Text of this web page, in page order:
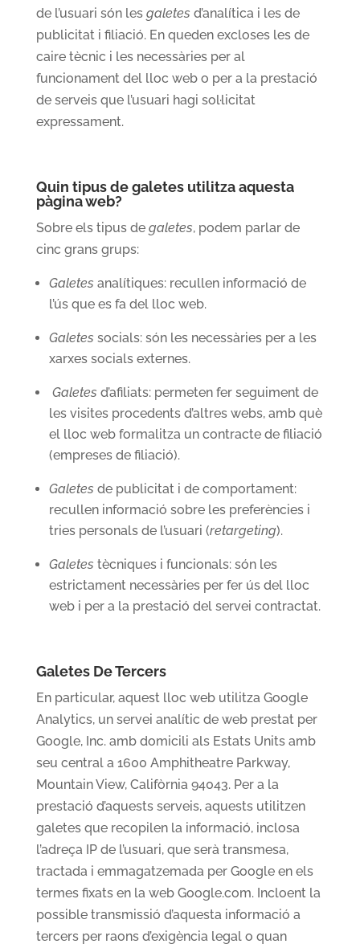
de l’usuari són les galetes d’analítica i les de
publicitat i filiació. En queden excloses les de
caire tècnic i les necessàries per al
funcionament del lloc web o per a la prestació
de serveis que l’usuari hagi sol·licitat
expressament.
Quin tipus de galetes utilitza aquesta
pàgina web?
Sobre els tipus de galetes, podem parlar de
cinc grans grups:
Galetes analítiques: recullen informació de
l’ús que es fa del lloc web.
Galetes socials: són les necessàries per a les
xarxes socials externes.
Galetes d’afiliats: permeten fer seguiment de
les visites procedents d’altres webs, amb què
el lloc web formalitza un contracte de filiació
(empreses de filiació).
Galetes de publicitat i de comportament:
recullen informació sobre les preferències i
tries personals de l’usuari (retargeting).
Galetes tècniques i funcionals: són les
estrictament necessàries per fer ús del lloc
web i per a la prestació del servei contractat.
Galetes De Tercers
En particular, aquest lloc web utilitza Google
Analytics, un servei analític de web prestat per
Google, Inc. amb domicili als Estats Units amb
seu central a 1600 Amphitheatre Parkway,
Mountain View, Califòrnia 94043. Per a la
prestació d’aquests serveis, aquests utilitzen
galetes que recopilen la informació, inclosa
l’adreça IP de l’usuari, que serà transmesa,
tractada i emmagatzemada per Google en els
termes fixats en la web Google.com. Incloent la
possible transmissió d’aquesta informació a
tercers per raons d’exigència legal o quan